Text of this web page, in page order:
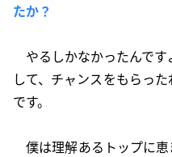
たか？
やるしかなかったんで
して、チャンスをもらっ
です。
僕は理解あるトップに